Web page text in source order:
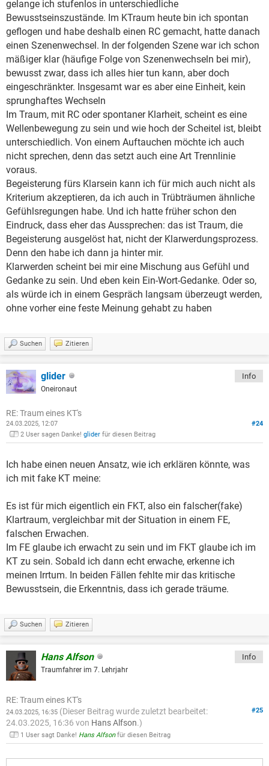
gelange ich stufenlos in unterschiedliche
Bewusstseinszustände. Im KTraum heute bin ich spontan
geflogen und habe deshalb einen RC gemacht, hatte danach
einen Szenenwechsel. In der folgenden Szene war ich schon
mäßiger klar (häufige Folge von Szenenwechseln bei mir),
bewusst zwar, dass ich alles hier tun kann, aber doch
eingeschränkter. Insgesamt war es aber eine Einheit, kein
sprunghaftes Wechseln
Im Traum, mit RC oder spontaner Klarheit, scheint es eine
Wellenbewegung zu sein und wie hoch der Scheitel ist, bleibt
unterschiedlich. Von einem Auftauchen möchte ich auch
nicht sprechen, denn das setzt auch eine Art Trennlinie
voraus.
Begeisterung fürs Klarsein kann ich für mich auch nicht als
Kriterium akzeptieren, da ich auch in Trübträumen ähnliche
Gefühlsregungen habe. Und ich hatte früher schon den
Eindruck, dass eher das Aussprechen: das ist Traum, die
Begeisterung ausgelöst hat, nicht der Klarwerdungsprozess.
Denn den habe ich dann ja hinter mir.
Klarwerden scheint bei mir eine Mischung aus Gefühl und
Gedanke zu sein. Und eben kein Ein-Wort-Gedanke. Oder so,
als würde ich in einem Gespräch langsam überzeugt werden,
ohne vorher eine feste Meinung gehabt zu haben
Suchen Zitieren
glider
Oneironaut
Info
RE: Traum eines KT's
#24
24.03.2025, 12:07
2 User sagen Danke! glider für diesen Beitrag
Ich habe einen neuen Ansatz, wie ich erklären könnte, was
ich mit fake KT meine:
Es ist für mich eigentlich ein FKT, also ein falscher(fake)
Klartraum, vergleichbar mit der Situation in einem FE,
falschen Erwachen.
Im FE glaube ich erwacht zu sein und im FKT glaube ich im
KT zu sein. Sobald ich dann echt erwache, erkenne ich
meinen Irrtum. In beiden Fällen fehlte mir das kritische
Bewusstsein, die Erkenntnis, dass ich gerade träume.
Suchen Zitieren
Hans Alfson
Traumfahrer im 7. Lehrjahr
Info
RE: Traum eines KT's
#25
24.03.2025, 16:35 (Dieser Beitrag wurde zuletzt bearbeitet:
24.03.2025, 16:36 von Hans Alfson.)
1 User sagt Danke! Hans Alfsonfür diesen Beitrag